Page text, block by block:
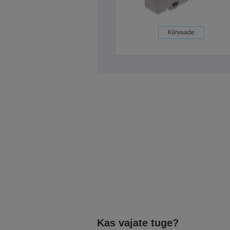
Kiirvaade
Kas vajate tuge?